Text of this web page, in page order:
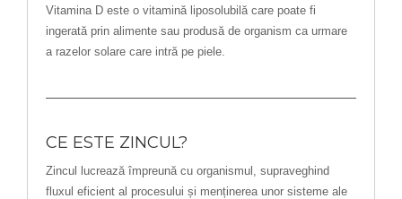
Vitamina D este o vitamină liposolubilă care poate fi
ingerată prin alimente sau produsă de organism ca urmare
a razelor solare care intră pe piele.
CE ESTE ZINCUL?
Zincul lucrează împreună cu organismul, supraveghind
fluxul eficient al procesului și menținerea unor sisteme ale